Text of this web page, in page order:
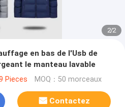
2/2
en bas de l'Usb de
le manteau lavable
Pieces MOQ：50 morceaux
Contactez